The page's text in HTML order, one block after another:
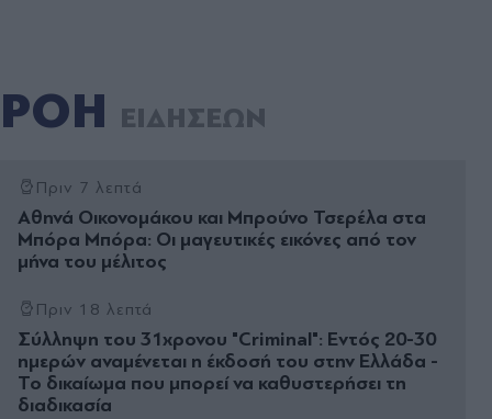
ΡΟΗ ΕΙΔΗΣΕΩΝ
Πριν 7 λεπτά
Αθηνά Οικονομάκου και Μπρούνο Τσερέλα στα
Μπόρα Μπόρα: Οι μαγευτικές εικόνες από τον
μήνα του μέλιτος
Πριν 18 λεπτά
Σύλληψη του 31χρονου "Criminal": Εντός 20-30
ημερών αναμένεται η έκδοσή του στην Ελλάδα -
Το δικαίωμα που μπορεί να καθυστερήσει τη
διαδικασία